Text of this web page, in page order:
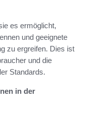
es ermöglicht,
und geeignete
zu ergreifen. Dies ist
und die
Standards.
in der